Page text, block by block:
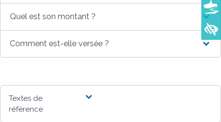
Quel est son montant ?
Comment est-elle versée ?
Textes de
référence